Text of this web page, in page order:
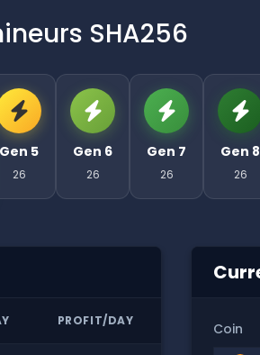
SHA256
Gen 5
26
Gen 6
26
Gen 7
26
Gen 8
26
PROFIT/DAY Coin